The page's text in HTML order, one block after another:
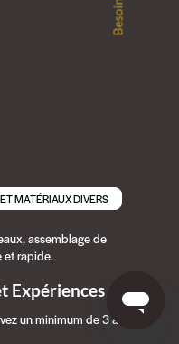
MATÉRIAUX DIVERS
assemblage de
et rapide.
Expériences
un minimum de 3 ans